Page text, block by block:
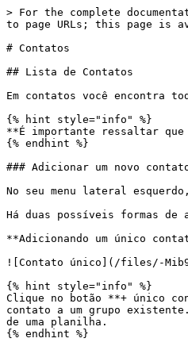
> For the complete
to page URLs; this page is
# Contatos
## Lista de Contatos
Em contatos você encontra
{% hint style="info" %}
**É importante ressaltar que
{% endhint %}
### Adicionar um novo
No seu menu lateral
Há duas possíveis formas
**Adicionando um único
![Contato único](/files/-
{% hint style="info" %}
Clique no botão **+ único
contato a um grupo
de uma planilha.
{% endhint %}